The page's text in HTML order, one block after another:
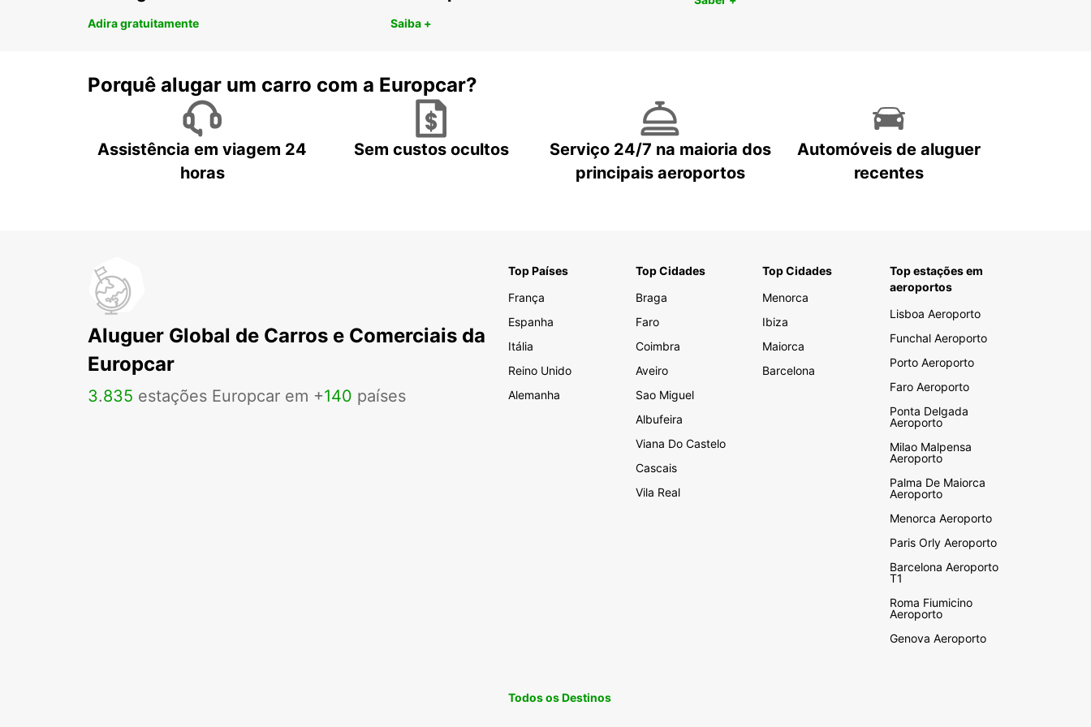
Adira gratuitamente Saiba +
Porquê alugar um carro com a Europcar?
Assistência em viagem 24
horas
Sem custos ocultos
Serviço 24/7 na maioria dos
principais aeroportos
Automóveis de aluguer
recentes
Aluguer Global de Carros e Comerciais da
Europcar
3.835 estações Europcar em +140 países
Top Países
França
Espanha
Itália
Reino Unido
Alemanha
Top Cidades
Braga
Faro
Coimbra
Aveiro
Sao Miguel
Albufeira
Viana Do Castelo
Cascais
Vila Real
Top Cidades
Menorca
Ibiza
Maiorca
Barcelona
Top estações em
aeroportos
Lisboa Aeroporto
Funchal Aeroporto
Porto Aeroporto
Faro Aeroporto
Ponta Delgada
Aeroporto
Milao Malpensa
Aeroporto
Palma De Maiorca
Aeroporto
Menorca Aeroporto
Paris Orly Aeroporto
Barcelona Aeroporto
T1
Roma Fiumicino
Aeroporto
Genova Aeroporto
Todos os Destinos